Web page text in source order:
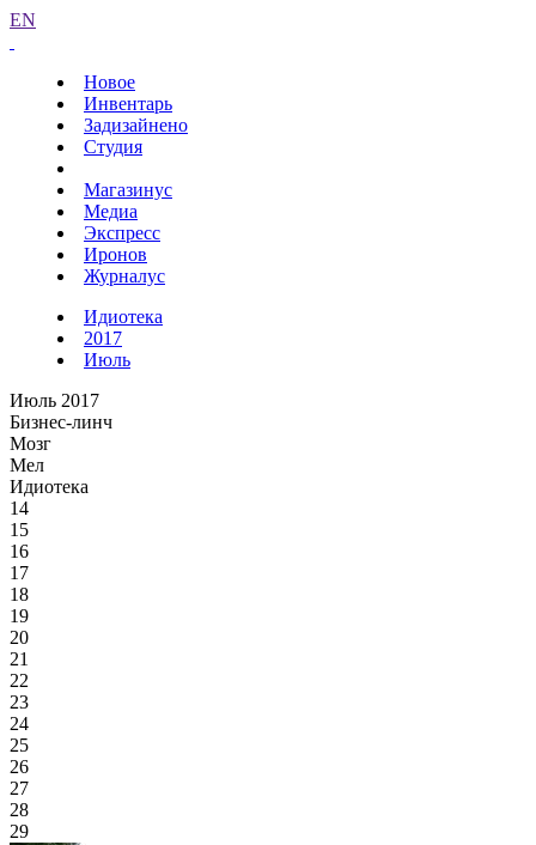
EN
Новое
Инвентарь
Задизайнено
Студия
Магазинус
Медиа
Экспресс
Иронов
Журналус
Идиотека
2017
Июль
Июль 2017
Бизнес-линч
Мозг
Мел
Идиотека
14
15
16
17
18
19
20
21
22
23
24
25
26
27
28
29